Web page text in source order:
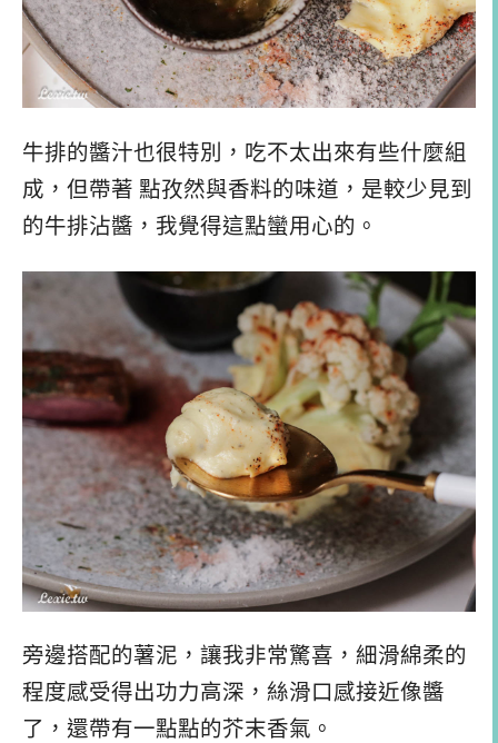
牛排的醬汁也很特別，吃不太出來有些什麼組
成，但帶著 點孜然與香料的味道，是較少見到
的牛排沾醬，我覺得這點蠻用心的。
旁邊搭配的薯泥，讓我非常驚喜，細滑綿柔的
程度感受得出功力高深，絲滑口感接近像醬
了，還帶有一點點的芥末香氣。